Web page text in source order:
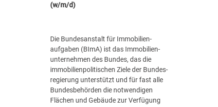
V
e
r
g
a
b
e
(w/m/d)
Die Bundes­anstalt für Immobilien­
aufgaben (BImA) ist das Immobilien­
unternehmen des Bundes, das die
immobilien­politischen Ziele der Bundes­
regierung unterstützt und für fast alle
Bundes­behörden die notwendigen
Flächen und Gebäude zur Verfügung